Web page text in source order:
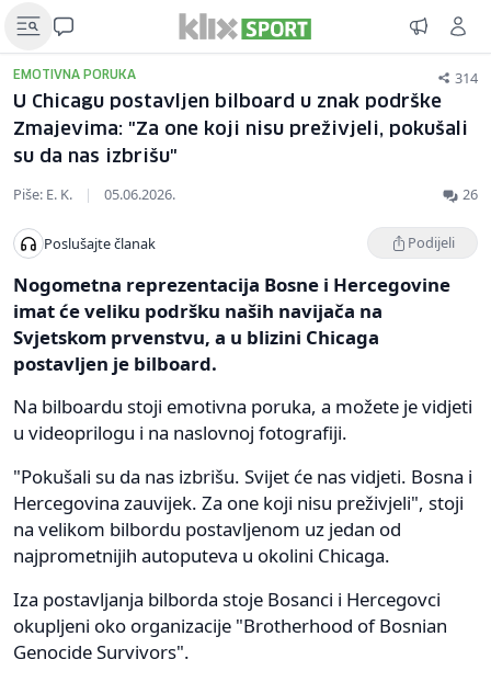
EMOTIVNA PORUKA 314
U Chicagu postavljen bilboard u znak podrške
Zmajevima: "Za one koji nisu preživjeli, pokušali
su da nas izbrišu"
Piše: E. K. | 05.06.2026. 26
Poslušajte članak Podijeli
Nogometna reprezentacija Bosne i Hercegovine
imat će veliku podršku naših navijača na
Svjetskom prvenstvu, a u blizini Chicaga
postavljen je bilboard.
Na bilboardu stoji emotivna poruka, a možete je vidjeti
u videoprilogu i na naslovnoj fotografiji.
"Pokušali su da nas izbrišu. Svijet će nas vidjeti. Bosna i
Hercegovina zauvijek. Za one koji nisu preživjeli", stoji
na velikom bilbordu postavljenom uz jedan od
najprometnijih autoputeva u okolini Chicaga.
Iza postavljanja bilborda stoje Bosanci i Hercegovci
okupljeni oko organizacije "Brotherhood of Bosnian
Genocide Survivors".